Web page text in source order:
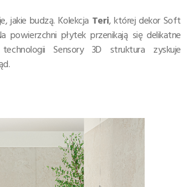
jakie budzą. Kolekcja Teri, której dekor Soft
powierzchni płytek przenikają się delikatne
Sensory 3D struktura zyskuje